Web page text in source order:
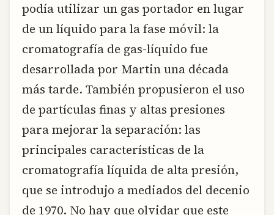
podía utilizar un gas portador en lugar
de un líquido para la fase móvil: la
cromatografía de gas-líquido fue
desarrollada por Martin una década
más tarde. También propusieron el uso
de partículas finas y altas presiones
para mejorar la separación: las
principales características de la
cromatografía líquida de alta presión,
que se introdujo a mediados del decenio
de 1970. No hay que olvidar que este